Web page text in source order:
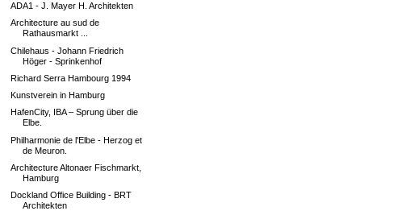
ADA1 - J. Mayer H. Architekten
Architecture au sud de
Rathausmarkt ...
Chilehaus - Johann Friedrich
Höger - Sprinkenhof
Richard Serra Hambourg 1994
Kunstverein in Hamburg
HafenCity, IBA – Sprung über die
Elbe.
Philharmonie de l'Elbe - Herzog et
de Meuron.
Architecture Altonaer Fischmarkt,
Hamburg
Dockland Office Building - BRT
Architekten